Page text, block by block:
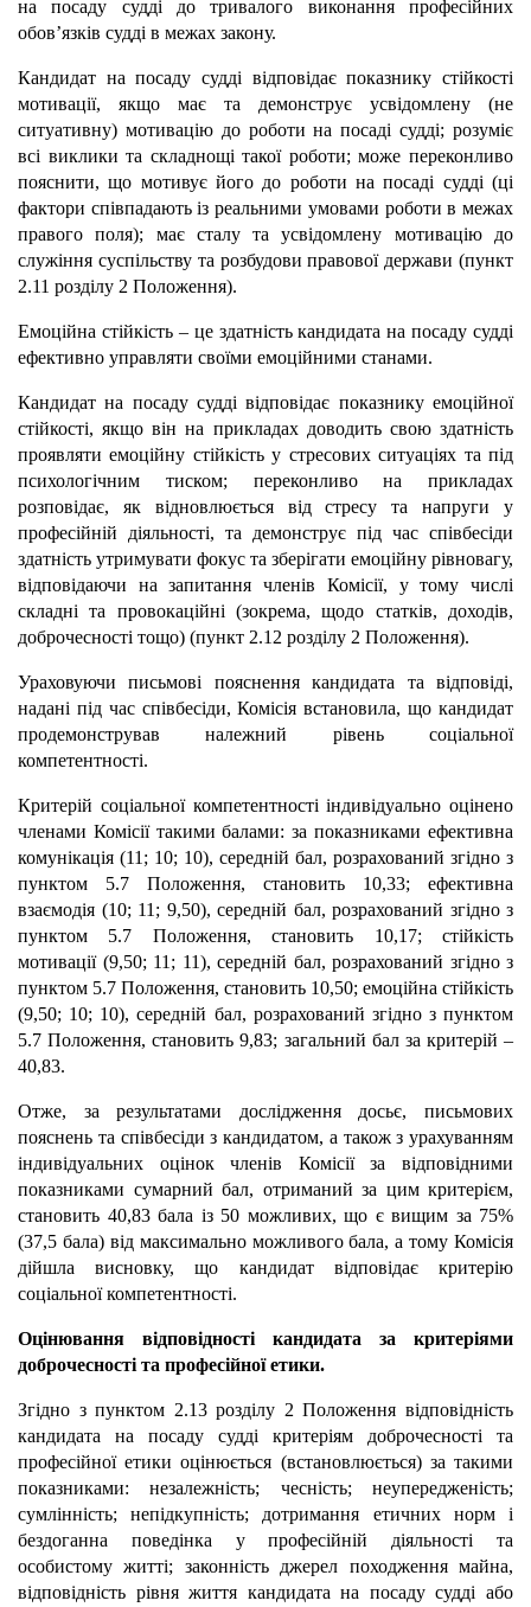
на посаду судді до тривалого виконання професійних
обов’язків судді в межах закону.
Кандидат на посаду судді відповідає показнику стійкості
мотивації, якщо має та демонструє усвідомлену (не
ситуативну) мотивацію до роботи на посаді судді; розуміє
всі виклики та складнощі такої роботи; може переконливо
пояснити, що мотивує його до роботи на посаді судді (ці
фактори співпадають із реальними умовами роботи в межах
правого поля); має сталу та усвідомлену мотивацію до
служіння суспільству та розбудови правової держави (пункт
2.11 розділу 2 Положення).
Емоційна стійкість – це здатність кандидата на посаду судді
ефективно управляти своїми емоційними станами.
Кандидат на посаду судді відповідає показнику емоційної
стійкості, якщо він на прикладах доводить свою здатність
проявляти емоційну стійкість у стресових ситуаціях та під
психологічним тиском; переконливо на прикладах
розповідає, як відновлюється від стресу та напруги у
професійній діяльності, та демонструє під час співбесіди
здатність утримувати фокус та зберігати емоційну рівновагу,
відповідаючи на запитання членів Комісії, у тому числі
складні та провокаційні (зокрема, щодо статків, доходів,
доброчесності тощо) (пункт 2.12 розділу 2 Положення).
Ураховуючи письмові пояснення кандидата та відповіді,
надані під час співбесіди, Комісія встановила, що кандидат
продемонстрував належний рівень соціальної
компетентності.
Критерій соціальної компетентності індивідуально оцінено
членами Комісії такими балами: за показниками ефективна
комунікація (11; 10; 10), середній бал, розрахований згідно з
пунктом 5.7 Положення, становить 10,33; ефективна
взаємодія (10; 11; 9,50), середній бал, розрахований згідно з
пунктом 5.7 Положення, становить 10,17; стійкість
мотивації (9,50; 11; 11), середній бал, розрахований згідно з
пунктом 5.7 Положення, становить 10,50; емоційна стійкість
(9,50; 10; 10), середній бал, розрахований згідно з пунктом
5.7 Положення, становить 9,83; загальний бал за критерій –
40,83.
Отже, за результатами дослідження досьє, письмових
пояснень та співбесіди з кандидатом, а також з урахуванням
індивідуальних оцінок членів Комісії за відповідними
показниками сумарний бал, отриманий за цим критерієм,
становить 40,83 бала із 50 можливих, що є вищим за 75%
(37,5 бала) від максимально можливого бала, а тому Комісія
дійшла висновку, що кандидат відповідає критерію
соціальної компетентності.
Оцінювання відповідності кандидата за критеріями
доброчесності та професійної етики.
Згідно з пунктом 2.13 розділу 2 Положення відповідність
кандидата на посаду судді критеріям доброчесності та
професійної етики оцінюється (встановлюється) за такими
показниками: незалежність; чесність; неупередженість;
сумлінність; непідкупність; дотримання етичних норм і
бездоганна поведінка у професійній діяльності та
особистому житті; законність джерел походження майна,
відповідність рівня життя кандидата на посаду судді або